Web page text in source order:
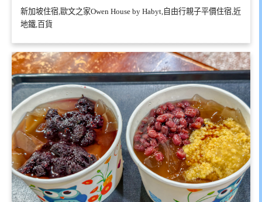
新加坡住宿,歐文之家Owen House by Habyt,自由行親子平價住宿,近
地鐵,百貨